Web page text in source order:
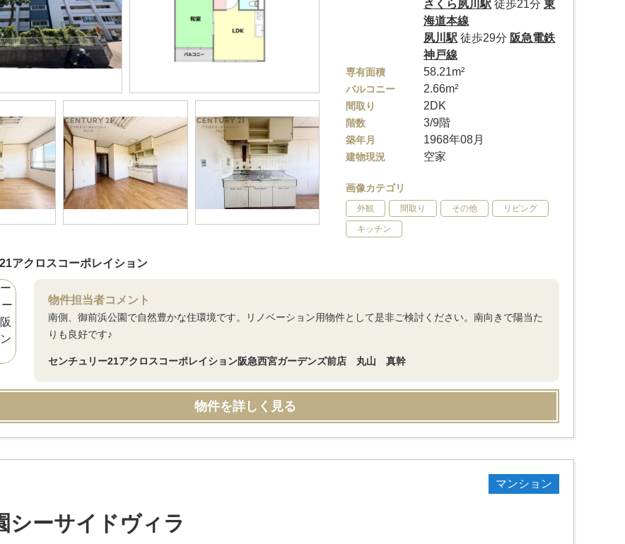
さくら夙川駅 徒歩21分東
海道本線
夙川駅 徒歩29分 阪急電鉄
神戸線
専有面積 58.21m²
バルコニー 2.66m²
間取り 2DK
階数 3/9階
築年月 1968年08月
建物現況 空家
画像カテゴリ
外観 間取り その他 リビング
キッチン
アクロスコーポレイション
物件担当者コメント
南側、御前浜公園で自然豊かな住環境です。リノベーション用物件として是非ご検討ください。南向きで陽当た
りも良好です♪
センチュリー21アクロスコーポレイション阪急西宮ガーデンズ前店 丸山 真幹
物件を詳しく見る
マンション
シーサイドヴィラ